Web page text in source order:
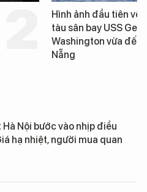
Hình ảnh đầu tiên về
tàu sân bay USS
Washington vừa đến
Nẵng
Hà Nội bước vào nhịp điều
hạ nhiệt, người mua quan